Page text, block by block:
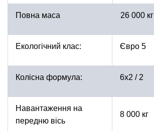
Повна маса 26 000 кг
Екологічний клас: Євро 5
Колісна формула: 6х2 / 2
Навантаження на
передню вісь
8 000 кг